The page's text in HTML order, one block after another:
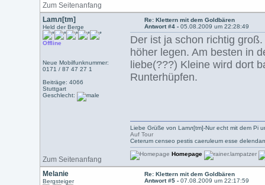
Zum Seitenanfang
Lamл[tm]
Held der Berge
Offline
Neue Mobilfunknummer:
0171 / 87 47 27 1
Beiträge: 4066
Stuttgart
Geschlecht:
Re: Klettern mit dem Goldbären
Antwort #4 -05.08.2009 um 22:28:49
Der ist ja schon richtig
höher legen. Am besten in
liebe(???) Kleine wird dort
Runterhüpfen.
Zum Seitenanfang
Liebe Grüße von Lamл[tm]-Nur echt mit dem Pi
Auf Tour
Ceterum censeo pestis caeruleum esse
Homepage
Melanie
Bergsteiger
Re: Klettern mit dem Goldbären
Antwort #5 -07.08.2009 um 22:17:59